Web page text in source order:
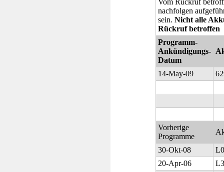
Vom Rückruf
nachfolgen
sein. Nicht alle
Rückruf betroffen
Programm-
Ankündigungs-
Datum
14-May-09
Vorherige
Programme
30-Okt-08
L0
20-Apr-06
L3